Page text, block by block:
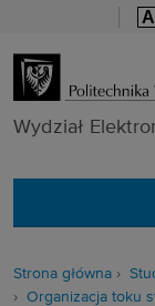
A
Wydział
Strona główna
Organizacja toku